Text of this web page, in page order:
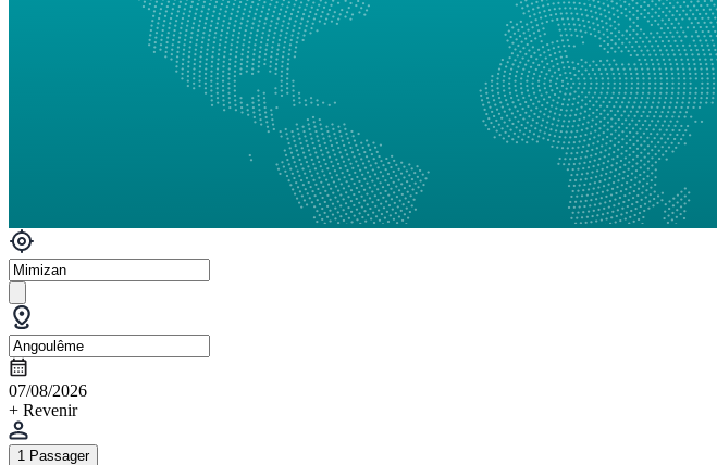
07/08/2026
+ Revenir
1 Passager